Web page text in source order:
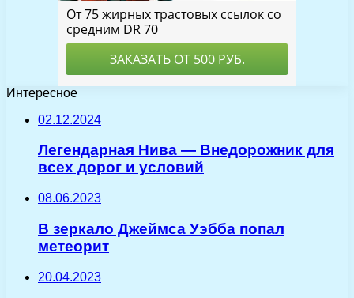
Интересное
02.12.2024
Легендарная Нива — Внедорожник для
всех дорог и условий
08.06.2023
В зеркало Джеймса Уэбба попал
метеорит
20.04.2023